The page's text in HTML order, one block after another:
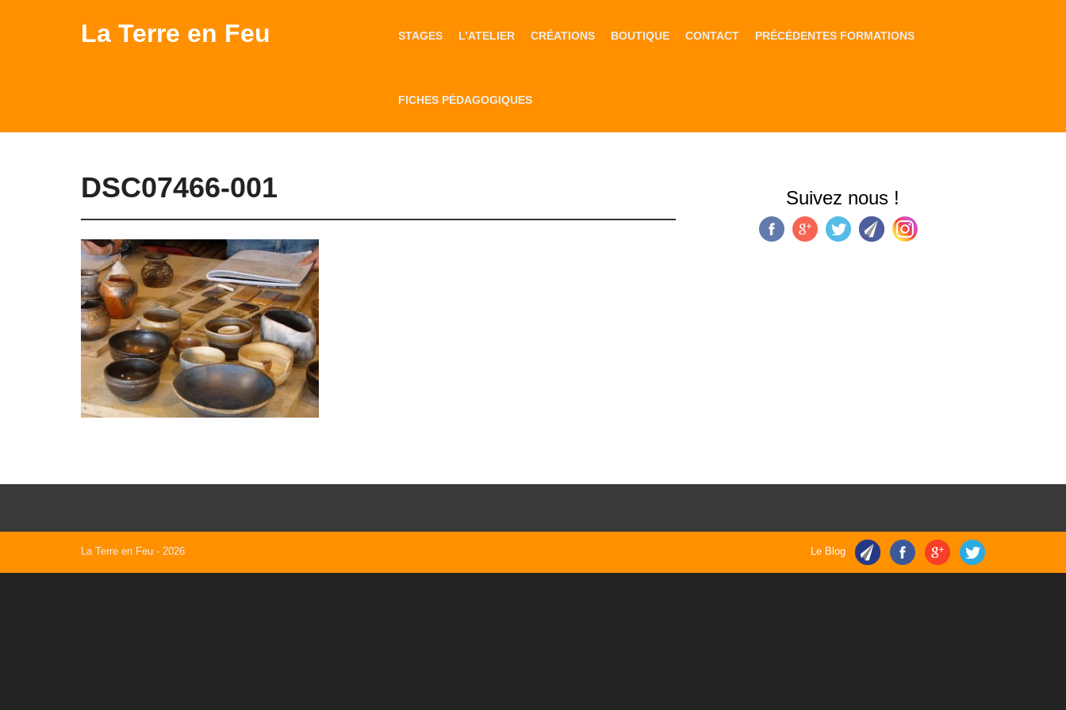
La Terre en Feu STAGES L’ATELIER CRÉATIONS BOUTIQUE CONTACT PRÉCÉDENTES FORMATIONS
FICHES PÉDAGOGIQUES
DSC07466-001 Suivez nous !
La Terre en Feu - 2026 Le Blog